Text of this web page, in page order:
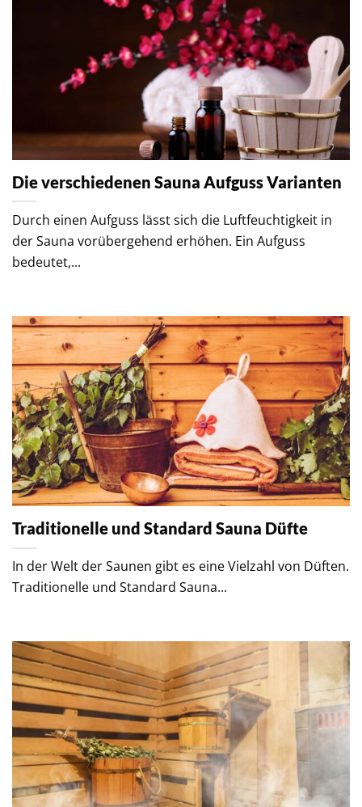
Die verschiedenen Sauna Aufguss Varianten
Durch einen Aufguss lässt sich die Luftfeuchtigkeit in
der Sauna vorübergehend erhöhen. Ein Aufguss
bedeutet,...
Traditionelle und Standard Sauna Düfte
In der Welt der Saunen gibt es eine Vielzahl von Düften.
Traditionelle und Standard Sauna...